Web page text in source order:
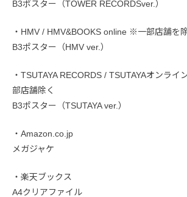
B3ポスター（TOWER RECORDSver.）
・HMV / HMV&BOOKS online ※一部店舗を
B3ポスター（HMV ver.）
・TSUTAYA RECORDS / TSUTAYAオンラ
部店舗除く
B3ポスター（TSUTAYA ver.）
・Amazon.co.jp
メガジャケ
・楽天ブックス
A4クリアファイル